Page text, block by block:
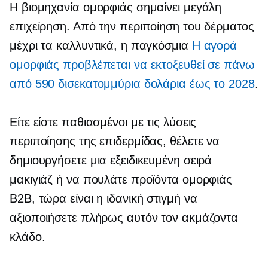
Η βιομηχανία ομορφιάς σημαίνει μεγάλη
επιχείρηση. Από την περιποίηση του δέρματος
μέχρι τα καλλυντικά, η παγκόσμια Η αγορά
ομορφιάς προβλέπεται να εκτοξευθεί σε πάνω
από 590 δισεκατομμύρια δολάρια έως το 2028.
Είτε είστε παθιασμένοι με τις λύσεις
περιποίησης της επιδερμίδας, θέλετε να
δημιουργήσετε μια εξειδικευμένη σειρά
μακιγιάζ ή να πουλάτε προϊόντα ομορφιάς
B2B, τώρα είναι η ιδανική στιγμή να
αξιοποιήσετε πλήρως αυτόν τον ακμάζοντα
κλάδο.